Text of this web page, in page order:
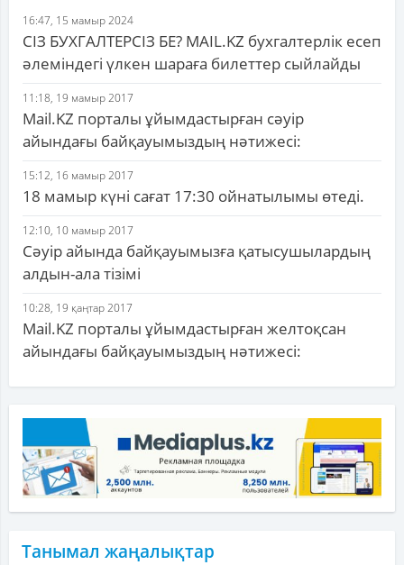
16:47, 15 мамыр 2024
СІЗ БУХГАЛТЕРСІЗ БЕ? MAIL.KZ бухгалтерлік есеп
әлеміндегі үлкен шараға билеттер сыйлайды
11:18, 19 мамыр 2017
Mail.KZ порталы ұйымдастырған сәуір
айындағы байқауымыздың нәтижесі:
15:12, 16 мамыр 2017
18 мамыр күні сағат 17:30 ойнатылымы өтеді.
12:10, 10 мамыр 2017
Сәуір айында байқауымызға қатысушылардың
алдын-ала тізімі
10:28, 19 қаңтар 2017
Mail.KZ порталы ұйымдастырған желтоқсан
айындағы байқауымыздың нәтижесі:
Танымал жаңалықтар